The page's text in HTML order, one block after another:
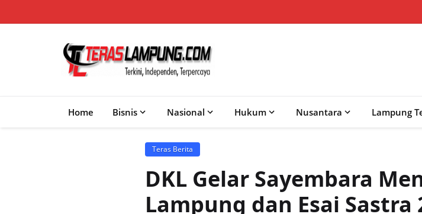
Home Bisnis Nasional Hukum Nusantara Lampung
Teras Berita
DKL Gelar Sayembara
Lampung dan Esai Sastra